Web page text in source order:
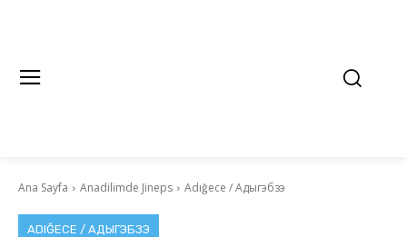
Ana Sayfa Anadilimde Jineps Adığece / Адыгэбзэ
ADIĞECE / АДЫГЭБЗЭ